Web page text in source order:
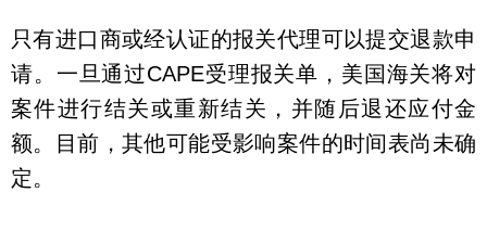
只有进口商或经认证的报关代理可以提交退款申
请。一旦通过CAPE受理报关单，美国海关将对
案件进行结关或重新结关，并随后退还应付金
额。目前，其他可能受影响案件的时间表尚未确
定。